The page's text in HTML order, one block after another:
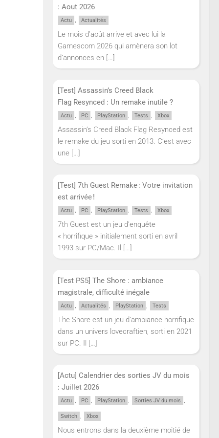
: Aout 2026
Actu , Actualités
Le mois d’août arrive et avec lui la
Gamescom 2026 qui amènera son lot
d’annonces en […]
[Test] Assassin’s Creed Black
Flag Resynced : Un remake inutile ?
Actu , PC , PlayStation , Tests , Xbox
Assassin’s Creed Black Flag Resynced est
le remake du jeu sorti en 2013. C’est avec
une […]
[Test] 7th Guest Remake : Votre invitation
est arrivée !
Actu , PC , PlayStation , Tests , Xbox
7th Guest est un jeu d’enquête
« horrifique » initialement sorti en avril
1993 sur PC/Mac. Il
[…]
[Test PS5] The Shore : ambiance
magistrale, difficulté inégale
Actu , Actualités , PlayStation , Tests
The Shore est un jeu d’ambiance horrifique
dans un univers lovecraftien, sorti en 2021
sur PC. Il […]
[Actu] Calendrier des sorties JV du mois
: Juillet 2026
Actu , PC , PlayStation , Sorties JV du mois ,
Switch , Xbox
Nous entrons dans la deuxième moitié de